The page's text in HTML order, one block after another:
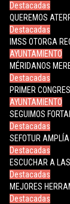
Destacadas
QUEREMOS
Destacadas
IMSS OTORGA
AYUNTAMIENTO
MÉRIDANOS
Destacadas
PRIMER
AYUNTAMIENTO
SEGUIMOS
Destacadas
SEFOTUR
Destacadas
ESCUCHAR A
Destacadas
MEJORES
Destacadas